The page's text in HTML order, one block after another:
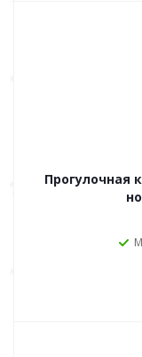
Прогулочная